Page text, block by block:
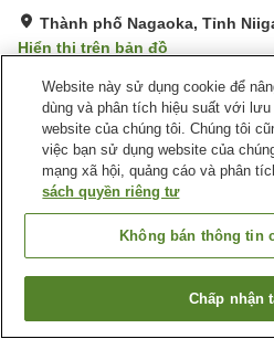
Thành phố Nagaoka, Tỉnh
Hiển thị trên bản đồ
Đánh giá:332 lượt
Trang chủ Nhật Bản Tỉnh Niigata
Hotel New Green Nagaoka
Tìm phòng
Website này sử dụng cookie để
dùng và phân tích hiệu suất với
website của chúng tôi. Chúng tôi
việc bạn sử dụng website của
mạng xã hội, quảng cáo và phân
sách quyền riêng tư
Không bán thông tin
Chấp nhận